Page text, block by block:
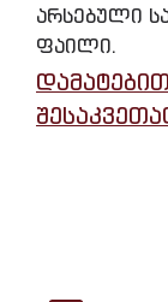
არსებული
ფაილი.